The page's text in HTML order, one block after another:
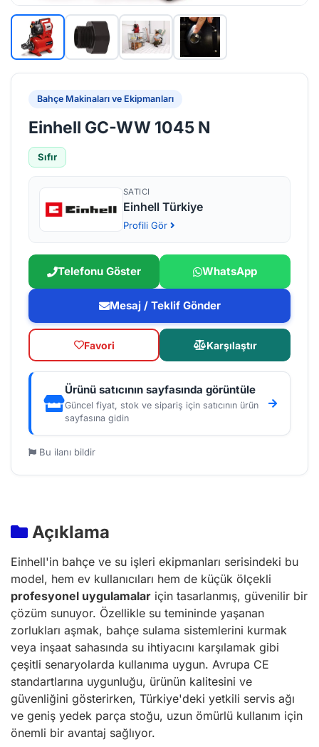
Bahçe Makinaları ve Ekipmanları
Einhell GC-WW 1045 N
Sıfır
SATICI
Einhell Türkiye
Profili Gör
Telefonu Göster WhatsApp
Mesaj / Teklif Gönder
Favori Karşılaştır
Ürünü satıcının sayfasında görüntüle
Güncel fiyat, stok ve sipariş için satıcının ürün
sayfasına gidin
Bu ilanı bildir
Açıklama
Einhell'in bahçe ve su işleri ekipmanları serisindeki bu
model, hem ev kullanıcıları hem de küçük ölçekli
profesyonel uygulamalar için tasarlanmış, güvenilir bir
çözüm sunuyor. Özellikle su temininde yaşanan
zorlukları aşmak, bahçe sulama sistemlerini kurmak
veya inşaat sahasında su ihtiyacını karşılamak gibi
çeşitli senaryolarda kullanıma uygun. Avrupa CE
standartlarına uygunluğu, ürünün kalitesini ve
güvenliğini gösterirken, Türkiye'deki yetkili servis ağı
ve geniş yedek parça stoğu, uzun ömürlü kullanım için
önemli bir avantaj sağlıyor.